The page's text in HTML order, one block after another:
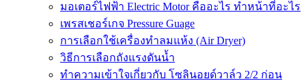
มอเตอร์ไฟฟ้า Electric Motor คืออะไร ทำหน้าที่อะไร
เพรสเชอร์เกจ Pressure Guage
การเลือกใช้เครื่องทำลมแห้ง (Air Dryer)
วิธีการเลือกถังแรงดันน้ำ
ทำความเข้าใจเกี่ยวกับ โซลินอยด์วาล์ว 2/2 ก่อน